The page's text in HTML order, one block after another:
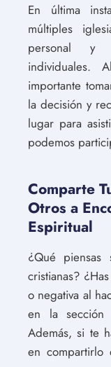
En última
múltiples
personal y
individuales.
importante
la decisión y
lugar para
podemos
Comparte
Otros a
Espiritual
¿Qué piensas
cristianas?
o negativa al
en la sección
Además, si te
en compartirlo